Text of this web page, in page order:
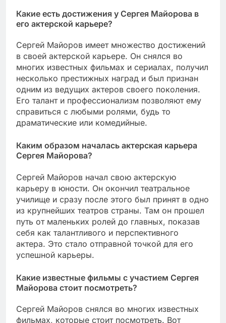
Какие есть достижения у Сергея Майорова в
его актерской карьере?
Сергей Майоров имеет множество достижений
в своей актерской карьере. Он снялся во
многих известных фильмах и сериалах, получил
несколько престижных наград и был признан
одним из ведущих актеров своего поколения.
Его талант и профессионализм позволяют ему
справиться с любыми ролями, будь то
драматические или комедийные.
Каким образом началась актерская карьера
Сергея Майорова?
Сергей Майоров начал свою актерскую
карьеру в юности. Он окончил театральное
училище и сразу после этого был принят в одно
из крупнейших театров страны. Там он прошел
путь от маленьких ролей до главных, показав
себя как талантливого и перспективного
актера. Это стало отправной точкой для его
успешной карьеры.
Какие известные фильмы с участием Сергея
Майорова стоит посмотреть?
Сергей Майоров снялся во многих известных
фильмах, которые стоит посмотреть. Вот